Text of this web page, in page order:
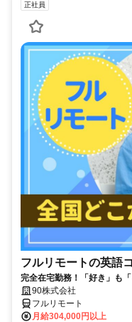
正社員
フルリモートの英語
完全在宅勤務！「好き」も
90株式会社
フルリモート
月給304,000円以上